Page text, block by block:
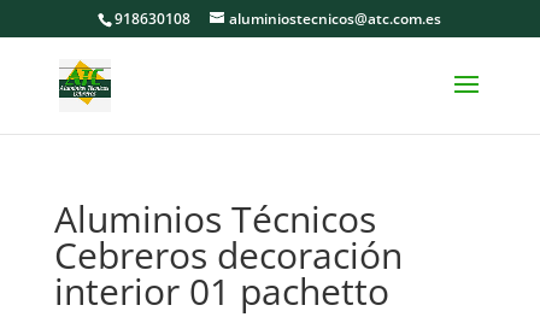
918630108 aluminiostecnicos@atc.com.es
Aluminios Técnicos
Cebreros decoración
interior 01 pachetto